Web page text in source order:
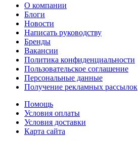
О компании
Блоги
Новости
Написать руководству
Бренды
Вакансии
Политика конфиденциальности
Пользовательское соглашение
Персональные данные
Получение рекламных рассылок
Помощь
Условия оплаты
Условия доставки
Карта сайта